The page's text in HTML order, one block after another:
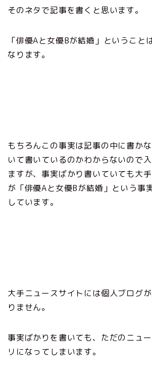
そのネタで記事を書くと思います。
「俳優Aと女優Bが結婚」ということ
なります。
もちろんこの事実は記事の中に書か
いて書いているのかわからないので
ますが、事実ばかり書いていても大
が「俳優Aと女優Bが結婚」という事
しています。
大手ニュースサイトには個人ブログ
りません。
事実ばかりを書いても、ただのニュ
リになってしまいます。